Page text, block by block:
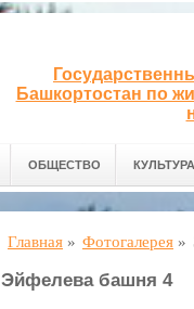
Башкортостан по
ОБЩЕСТВО КУЛЬТУРА
Главная » Фотогалерея »
Эйфелева башня 4